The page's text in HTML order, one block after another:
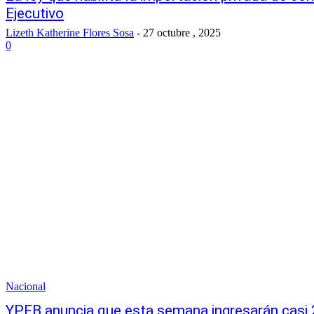
Ejecutivo
Lizeth Katherine Flores Sosa - 27 octubre , 2025
0
Nacional
YPFB anuncia que esta semana ingresarán